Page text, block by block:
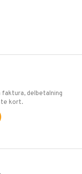
faktura, delbetalning
kort.